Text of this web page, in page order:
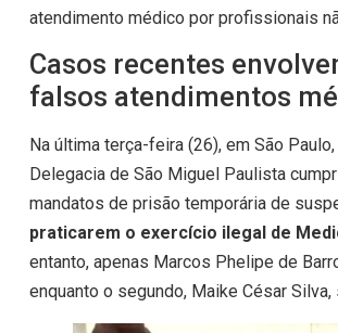
atendimento médico por profissionais
Casos recentes
falsos atendimentos
Na última terça-feira (26), em São
Delegacia de São Miguel Paulista
mandatos de prisão temporária de
praticarem o exercício ilegal de
entanto, apenas Marcos Phelipe de
enquanto o segundo, Maike César